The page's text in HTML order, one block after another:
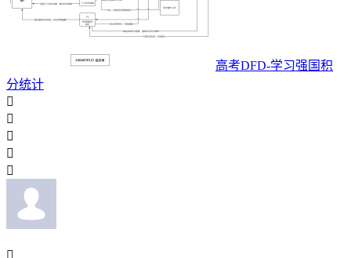
高考DFD-学习强国积
分统计





